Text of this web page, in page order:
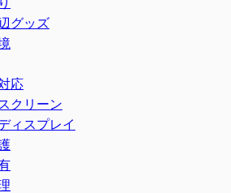
グッズ
応
クリーン
ィスプレイ